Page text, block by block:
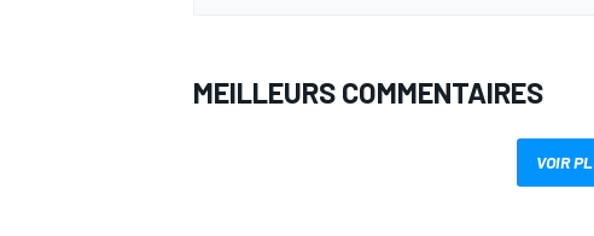
MEILLEURS COMMENTAIRES
VOIR